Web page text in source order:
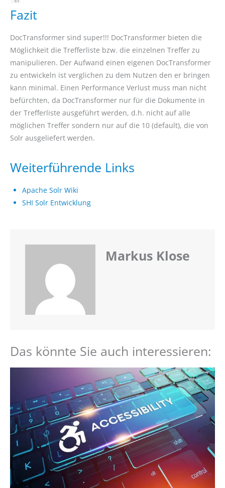
Fazit
DocTransformer sind super!!! DocTransformer bieten die
Möglichkeit die Trefferliste bzw. die einzelnen Treffer zu
manipulieren. Der Aufwand einen eigenen DocTransformer
zu entwickeln ist verglichen zu dem Nutzen den er bringen
kann minimal. Einen Performance Verlust muss man nicht
befürchten, da DocTransformer nur für die Dokumente in
der Trefferliste ausgeführt werden, d.h. nicht auf alle
möglichen Treffer sondern nur auf die 10 (default), die von
Solr ausgeliefert werden.
Weiterführende Links
Apache Solr Wiki
SHI Solr Entwicklung
Markus Klose
Das könnte Sie auch interessieren: